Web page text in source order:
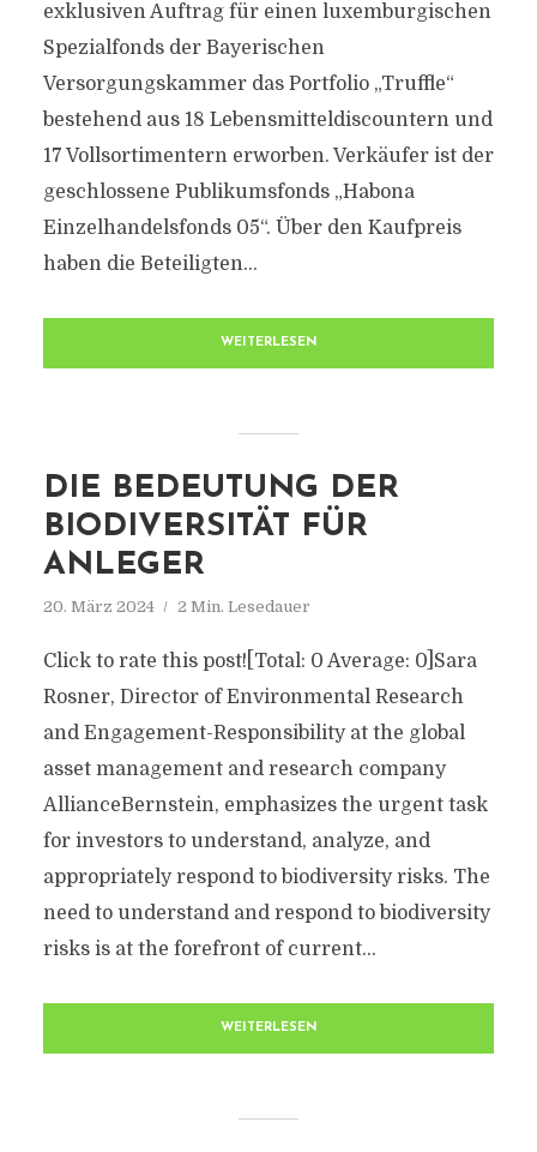
exklusiven Auftrag für einen luxemburgischen
Spezialfonds der Bayerischen
Versorgungskammer das Portfolio „Truffle“
bestehend aus 18 Lebensmitteldiscountern und
17 Vollsortimentern erworben. Verkäufer ist der
geschlossene Publikumsfonds „Habona
Einzelhandelsfonds 05“. Über den Kaufpreis
haben die Beteiligten...
WEITERLESEN
DIE BEDEUTUNG DER
BIODIVERSITÄT FÜR
ANLEGER
20. März 2024 2 Min. Lesedauer
Click to rate this post![Total: 0 Average: 0]Sara
Rosner, Director of Environmental Research
and Engagement-Responsibility at the global
asset management and research company
AllianceBernstein, emphasizes the urgent task
for investors to understand, analyze, and
appropriately respond to biodiversity risks. The
need to understand and respond to biodiversity
risks is at the forefront of current...
WEITERLESEN